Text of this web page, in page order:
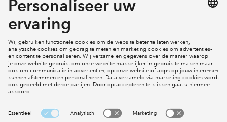
Mijn profiel
Social Media